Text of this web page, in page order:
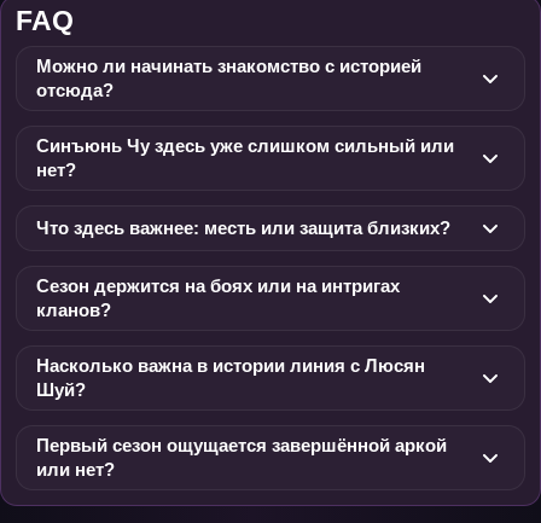
FAQ
Можно ли начинать знакомство с историей
отсюда?
Синъюнь Чу здесь уже слишком сильный или
нет?
Что здесь важнее: месть или защита близких?
Сезон держится на боях или на интригах
кланов?
Насколько важна в истории линия с Люсян
Шуй?
Первый сезон ощущается завершённой аркой
или нет?